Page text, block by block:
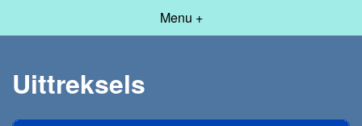
Menu +
Uittreksels